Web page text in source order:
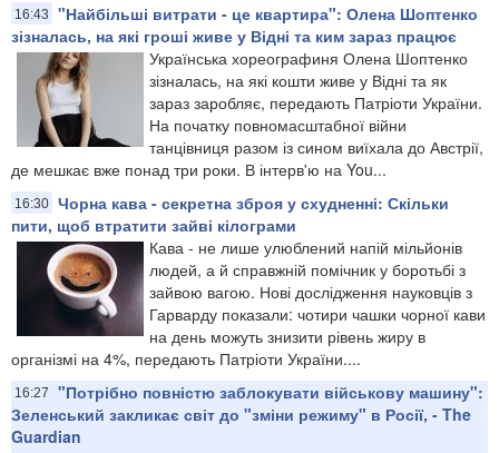
16:43
"Найбільші витрати - це квартира": Олена Шоптенко
зізналась, на які гроші живе у Відні та ким зараз працює
Українська хореографиня Олена Шоптенко
зізналась, на які кошти живе у Відні та як
зараз заробляє, передають Патріоти України.
На початку повномасштабної війни
танцівниця разом із сином виїхала до Австрії,
де мешкає вже понад три роки. В інтерв'ю на You...
16:30 Чорна кава - секретна зброя у схудненні: Скільки
пити, щоб втратити зайві кілограми
Кава - не лише улюблений напій мільйонів
людей, а й справжній помічник у боротьбі з
зайвою вагою. Нові дослідження науковців з
Гарварду показали: чотири чашки чорної кави
на день можуть знизити рівень жиру в
організмі на 4%, передають Патріоти України....
16:27
"Потрібно повністю заблокувати військову машину":
Зеленський закликає світ до "зміни режиму" в Росії, - The
Guardian